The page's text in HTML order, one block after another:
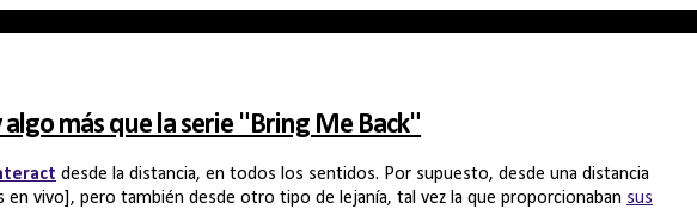
más que la serie "Bring Me Back"
desde la distancia, en todos los sentidos. Por supuesto, desde una distancia
en vivo], pero también desde otro tipo de lejanía, tal vez la que proporcionaban sus